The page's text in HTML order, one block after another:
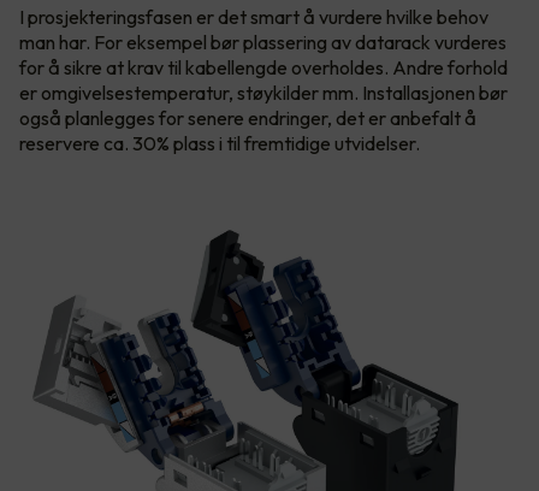
I prosjekteringsfasen er det smart å vurdere hvilke behov
man har. For eksempel bør plassering av datarack vurderes
for å sikre at krav til kabellengde overholdes. Andre forhold
er omgivelsestemperatur, støykilder mm. Installasjonen bør
også planlegges for senere endringer, det er anbefalt å
reservere ca. 30% plass i til fremtidige utvidelser.